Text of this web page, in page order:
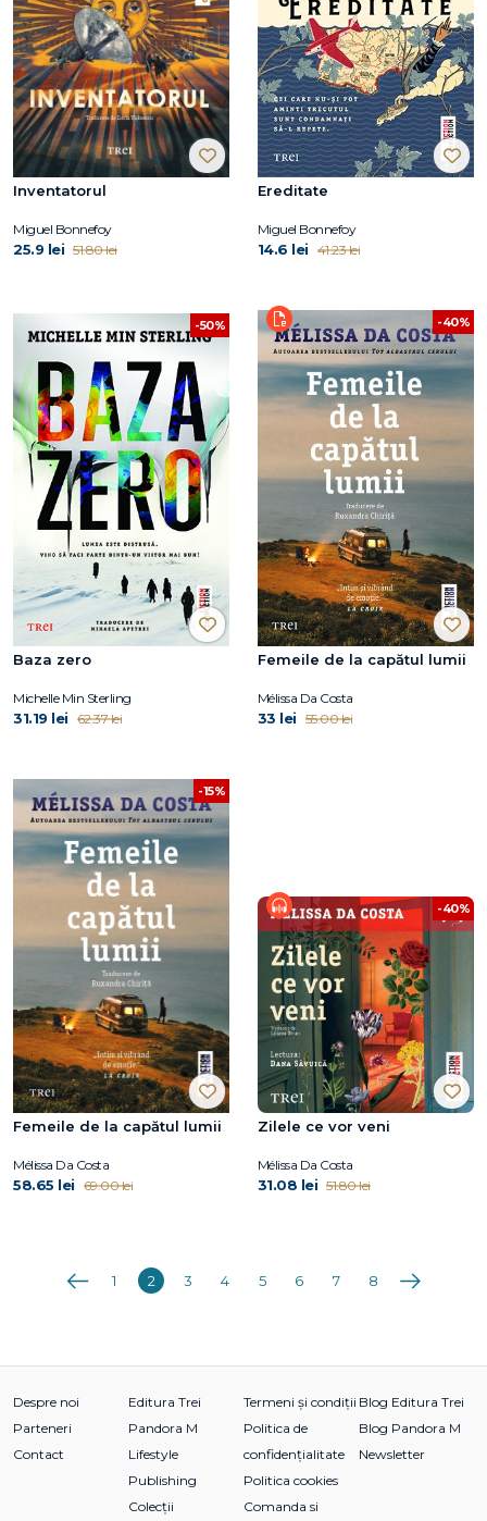
Inventatorul
Miguel Bonnefoy
25.9 lei 51.80 lei
Ereditate
Miguel Bonnefoy
14.6 lei 41.23 lei
-50%
Baza zero
Michelle Min Sterling
31.19 lei 62.37 lei
-40%
Femeile de la capătul lumii
Mélissa Da Costa
33 lei 55.00 lei
-15%
Femeile de la capătul lumii
Mélissa Da Costa
58.65 lei 69.00 lei
-40%
Zilele ce vor veni
Mélissa Da Costa
31.08 lei 51.80 lei
Anterioara
1 2 3 4 5 6 7 8 Următoarea
Despre noi
Parteneri
Contact
Editura Trei
Pandora M
Lifestyle
Publishing
Colecții
Termeni și condiții
Politica de
confidențialitate
Politica cookies
Comanda si
Blog Editura Trei
Blog Pandora M
Newsletter